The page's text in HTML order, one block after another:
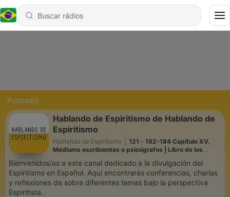
Podcasts
Hablando de Espiritismo de Hablando de
Espiritismo
Hablando de Espiritismo
121 - 182-184 Capítulo XV.
Médiums escribientes o psicógrafos | Libro de los
Bienvenidos/as a este canal dedicado a la divulgación del
Espiritismo en Español. Aquí encontrarás conferencias, charlas
y reflexiones de sobre diferentes temas bajo la perspectiva
Espiritista.